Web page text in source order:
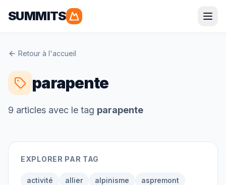
SUMMITS
Parapente
Alpes
Grandes Randonnées
Retour à l'accueil
parapente
9 articles avec le tag parapente
EXPLORER PAR TAG
activité allier alpinisme
aspremont